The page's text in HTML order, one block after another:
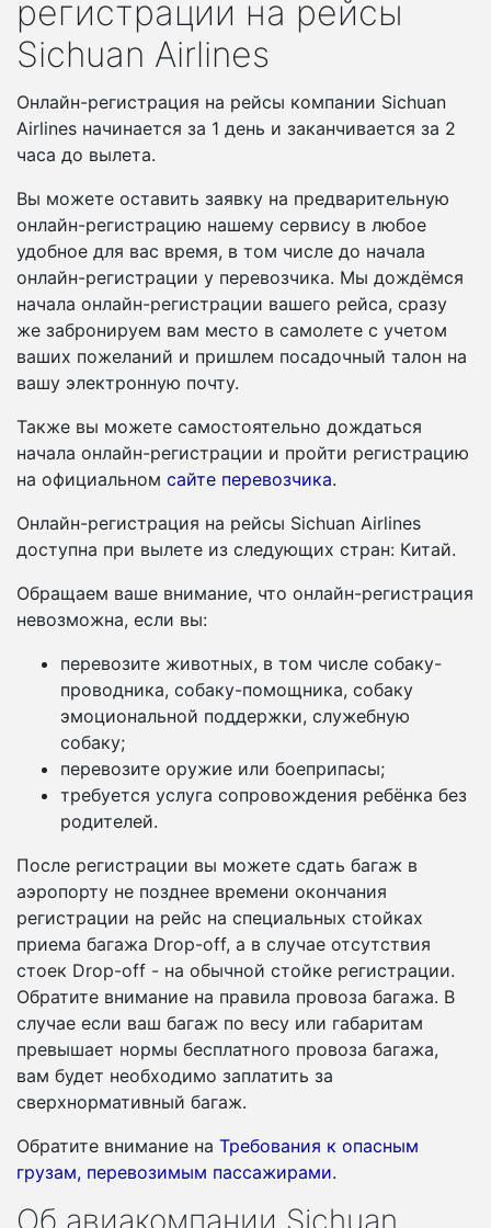
регистрации на рейсы
Sichuan Airlines
Онлайн-регистрация на рейсы компании Sichuan
Airlines начинается за 1 день и заканчивается за 2
часа до вылета.
Вы можете оставить заявку на предварительную
онлайн-регистрацию нашему сервису в любое
удобное для вас время, в том числе до начала
онлайн-регистрации у перевозчика. Мы дождёмся
начала онлайн-регистрации вашего рейса, сразу
же забронируем вам место в самолете с учетом
ваших пожеланий и пришлем посадочный талон на
вашу электронную почту.
Также вы можете самостоятельно дождаться
начала онлайн-регистрации и пройти регистрацию
на официальном сайте перевозчика.
Онлайн-регистрация на рейсы Sichuan Airlines
доступна при вылете из следующих стран: Китай.
Обращаем ваше внимание, что онлайн-регистрация
невозможна, если вы:
перевозите животных, в том числе собаку-
проводника, собаку-помощника, собаку
эмоциональной поддержки, служебную
собаку;
перевозите оружие или боеприпасы;
требуется услуга сопровождения ребёнка без
родителей.
После регистрации вы можете сдать багаж в
аэропорту не позднее времени окончания
регистрации на рейс на специальных стойках
приема багажа Drop-off, а в случае отсутствия
стоек Drop-off - на обычной стойке регистрации.
Обратите внимание на правила провоза багажа. В
случае если ваш багаж по весу или габаритам
превышает нормы бесплатного провоза багажа,
вам будет необходимо заплатить за
сверхнормативный багаж.
Обратите внимание на Требования к опасным
грузам, перевозимым пассажирами.
Об авиакомпании Sichuan